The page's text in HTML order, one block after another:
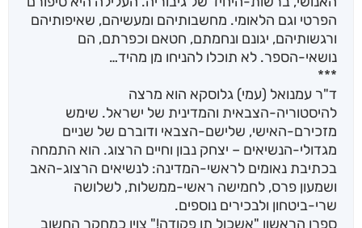
הפרטי וגם הלאומי. מחשבותיהם ומעשיהם, שאיפותיהם
ורגשותיהם, יגונם ונחמתם, חטאם וכפרתם, הם
נושאי-הספר. לא תוכלו להניחו מן מהיד…
***
ד"ר עמנואל (עמי) גלוסקא הוא מרצה
להיסטוריה-הצבאית והמדינית של ישראל. שימש
מזכירם-האישי, שלישם-הצבאי ודוברם של שניים
מגדולי-הנשיאים – יצחק נבון וחיים הרצוג. הוא התמחה
בכתיבת נאומים לראשי-המדינה: לנשיאים הרצוג-האב
ושמעון פרס, לחמישה ראשי-ממשלות, לשלושה
שרי-ביטחון ולבכירים נוספים.
ספרו הראשון "אשכול תן פקודה!" צוין כמחקר החשוב